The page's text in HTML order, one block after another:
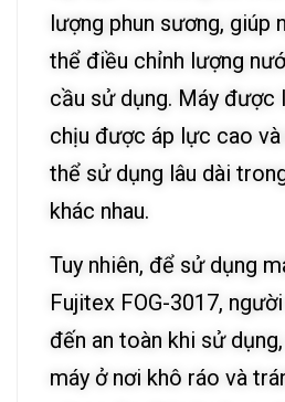
lượng phun sương, giúp
thể điều chỉnh lượng
cầu sử dụng. Máy được
chịu được áp lực cao
thể sử dụng lâu dài
khác nhau.
Tuy nhiên, để sử dụng
Fujitex FOG-3017,
đến an toàn khi sử
máy ở nơi khô ráo và